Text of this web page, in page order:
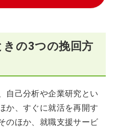
の3つの挽回方
自己分析や企業研究とい
か、すぐに就活を再開す
のほか、就職支援サービ